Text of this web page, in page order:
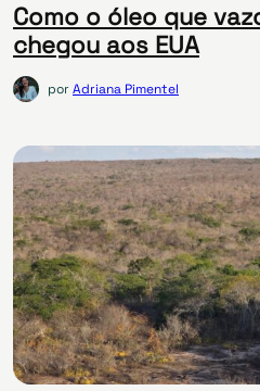
Como o óleo que
chegou aos EUA
porAdriana Pimentel